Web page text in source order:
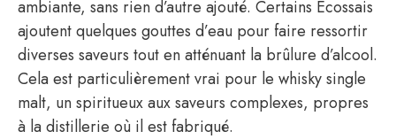
ambiante, sans rien d’autre ajouté. Certains Écossais
ajoutent quelques gouttes d’eau pour faire ressortir
diverses saveurs tout en atténuant la brûlure d’alcool.
Cela est particulièrement vrai pour le whisky single
malt, un spiritueux aux saveurs complexes, propres
à la distillerie où il est fabriqué.